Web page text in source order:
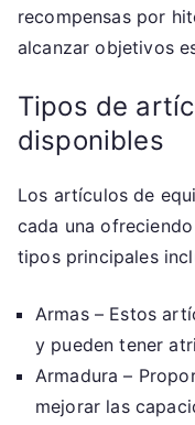
recompensas por
alcanzar objetivos
Tipos de
disponibles
Los artículos de
cada una
tipos principales
Armas – Estos
y pueden tener
Armadura –
mejorar las